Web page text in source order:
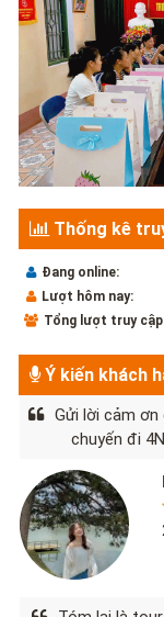
Thống kê
Đang online:
Lượt hôm nay:
Tổng lượt truy
Ý kiến khách
Gửi lời cảm
chuyến đi